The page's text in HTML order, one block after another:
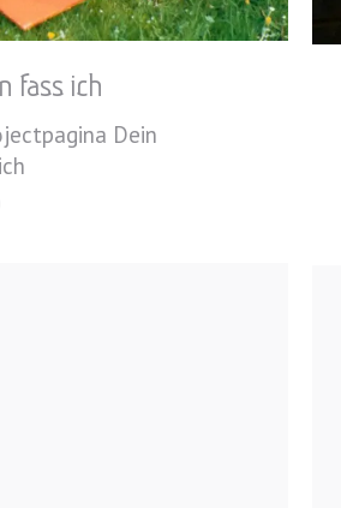
fass ich
Dein